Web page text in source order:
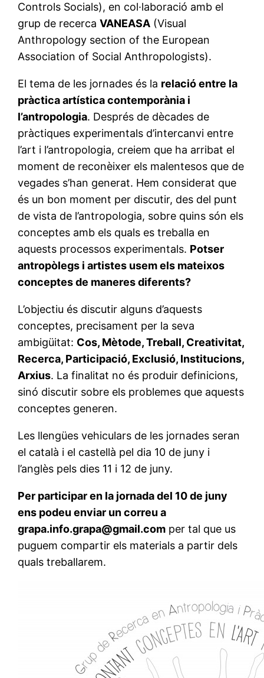
Controls Socials), en col·laboració amb el
grup de recercaVANEASA (Visual
Anthropology section of the European
Association of Social Anthropologists).
El tema de les jornades és la relació entre la
pràctica artística contemporània i
l’antropologia. Després de dècades de
pràctiques experimentals d’intercanvi entre
l’art i l’antropologia, creiem que ha arribat el
moment de reconèixer els malentesos que de
vegades s’han generat. Hem considerat que
és un bon moment per discutir, des del punt
de vista de l’antropologia, sobre quins són els
conceptes amb els quals es treballa en
aquests processos experimentals. Potser
antropòlegs i artistes usem els mateixos
conceptes de maneres diferents?
L’objectiu és discutir alguns d’aquests
conceptes, precisament per la seva
ambigüitat: Cos, Mètode, Treball, Creativitat,
Recerca, Participació, Exclusió, Institucions,
Arxius. La finalitat no és produir definicions,
sinó discutir sobre els problemes que aquests
conceptes generen.
Les llengües vehiculars de les jornades seran
el català i el castellà pel dia 10 de juny i
l’anglès pels dies 11 i 12 de juny.
Per participar en la jornada del 10 de juny
ens podeu enviar un correu a
grapa.info.grapa@gmail.com per tal que us
puguem compartir els materials a partir dels
quals treballarem.